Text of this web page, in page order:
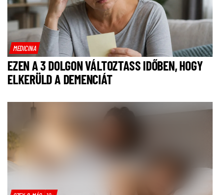
MEDICINA
EZEN A 3 DOLGON VÁLTOZTASS IDŐBEN, HOGY
ELKERÜLD A DEMENCIÁT